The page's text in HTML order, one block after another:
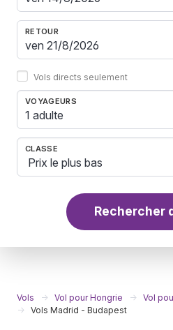
RETOUR
Vols directs seulement
VOYAGEURS
1 adulte
CLASSE
Rechercher
Vols Vol pour Hongrie
Vol
Vols Madrid - Budapest